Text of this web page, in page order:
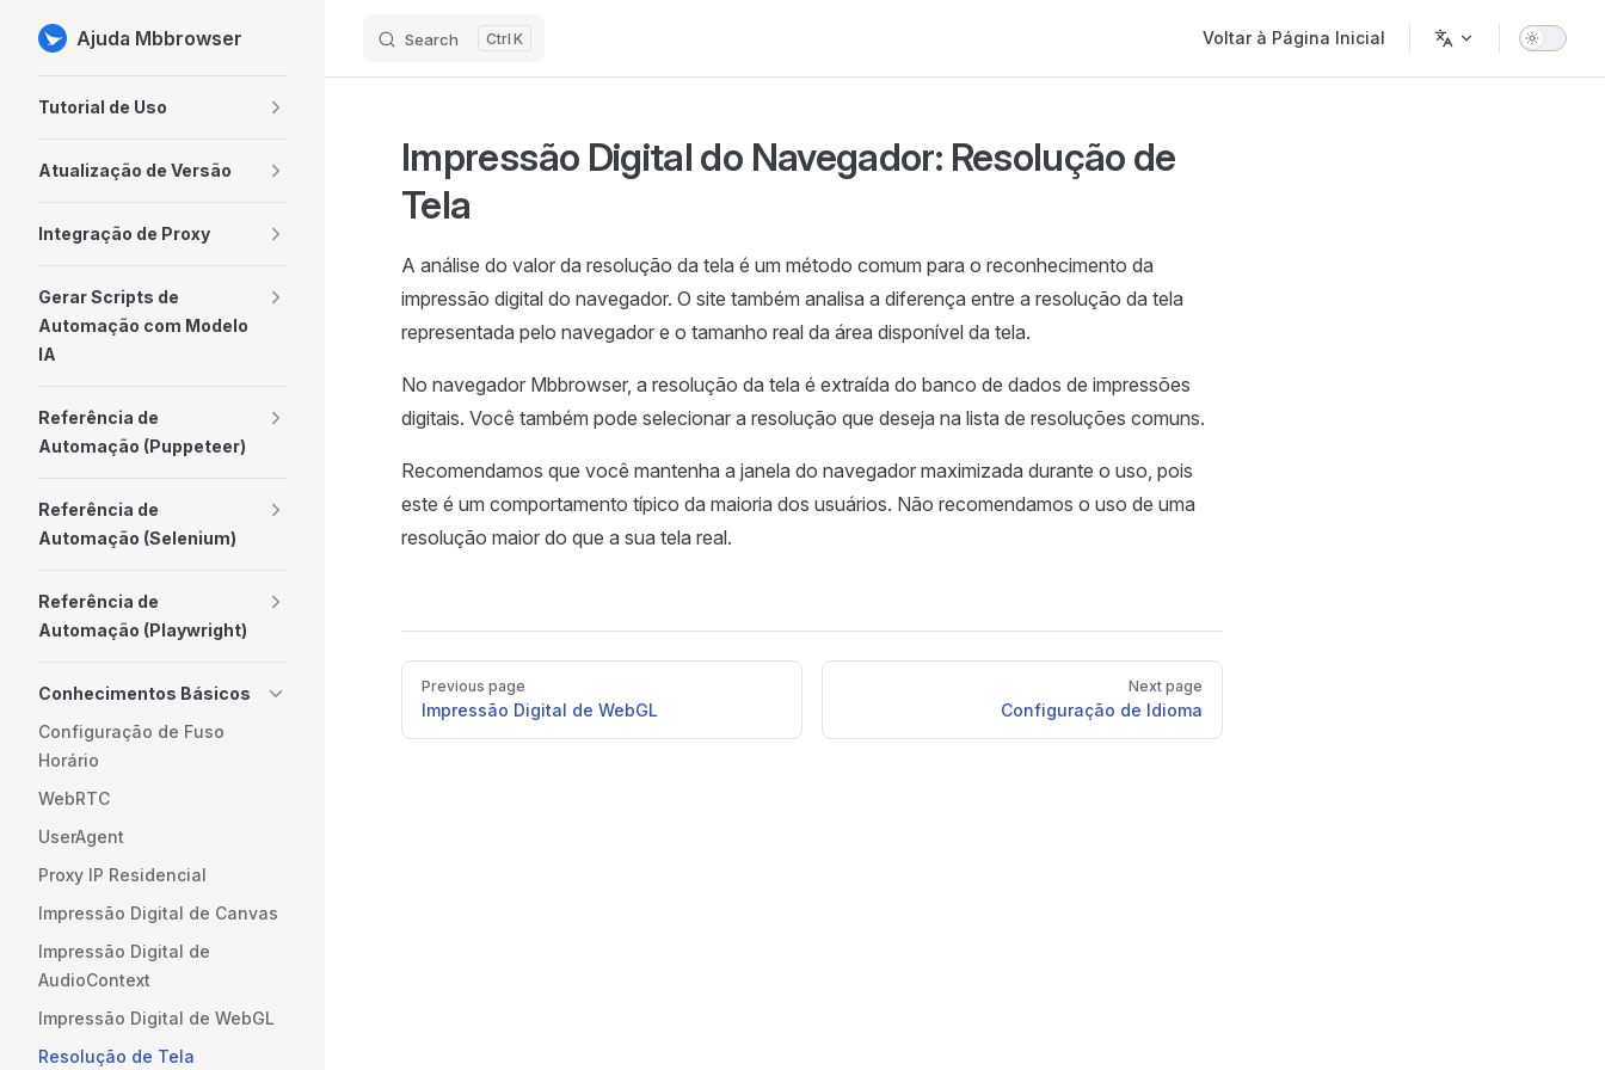
Skip to content
Ajuda Mbbrowser Search K Voltar à Página Inicial
Tutorial de Uso
Atualização de Versão
Integração de Proxy
Gerar Scripts de
Automação com Modelo
IA
Referência de
Automação (Puppeteer)
Referência de
Automação (Selenium)
Referência de
Automação (Playwright)
Conhecimentos Básicos
Configuração de Fuso
Horário
WebRTC
UserAgent
Proxy IP Residencial
Impressão Digital de Canvas
Impressão Digital de
AudioContext
Impressão Digital de WebGL
Resolução de Tela
Impressão Digital do Navegador: Resolução de
Tela
A análise do valor da resolução da tela é um método comum para o reconhecimento da
impressão digital do navegador. O site também analisa a diferença entre a resolução da tela
representada pelo navegador e o tamanho real da área disponível da tela.
No navegador Mbbrowser, a resolução da tela é extraída do banco de dados de impressões
digitais. Você também pode selecionar a resolução que deseja na lista de resoluções comuns.
Recomendamos que você mantenha a janela do navegador maximizada durante o uso, pois
este é um comportamento típico da maioria dos usuários. Não recomendamos o uso de uma
resolução maior do que a sua tela real.
Pager
Previous page
Impressão Digital de WebGL
Next page
Configuração de Idioma